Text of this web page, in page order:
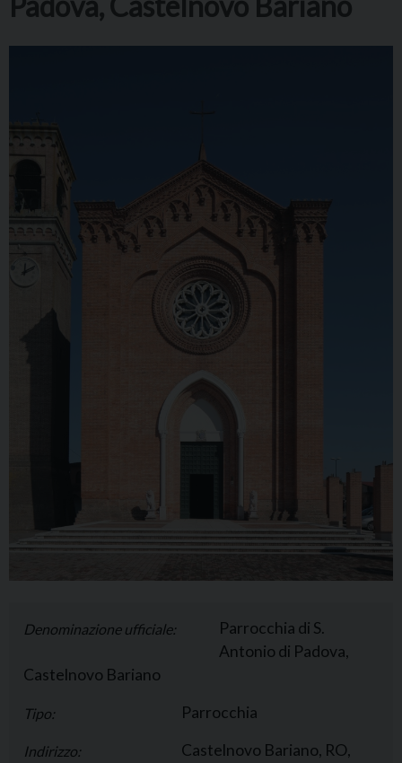
Denominazione ufficiale:
Parrocchia di S.
Antonio di Padova,
Castelnovo Bariano
Tipo: Parrocchia
Indirizzo:
Castelnovo Bariano, RO,